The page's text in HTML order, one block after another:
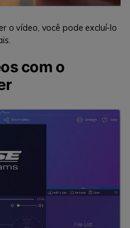
o vídeo, você pode excluí-lo
com o